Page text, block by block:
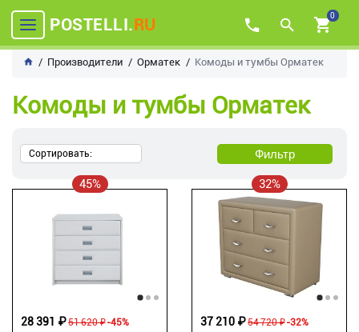
POSTELLI.RU 0
Производители Орматек Комоды и тумбы Орматек
Комоды и тумбы Орматек
Сортировать: Фильтр
45%
51 620 ₽
28 391 ₽ -45%
32%
54 720 ₽
37 210 ₽ -32%